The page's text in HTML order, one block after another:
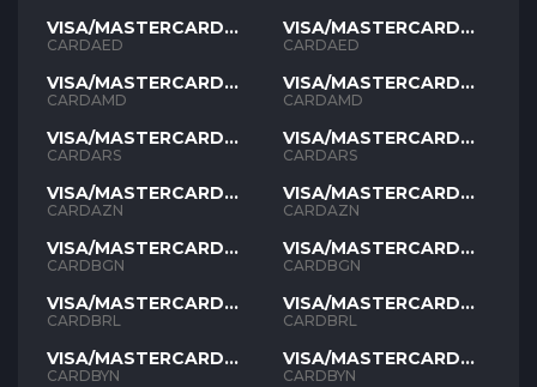
VISA/MASTERCARD
AED
CARDAED
VISA/MASTERCARD
AMD
CARDAMD
VISA/MASTERCARD
ARS
CARDARS
VISA/MASTERCARD
AZN
CARDAZN
VISA/MASTERCARD
BGN
CARDBGN
VISA/MASTERCARD
BRL
CARDBRL
VISA/MASTERCARD
BYN
CARDBYN
VISA/MASTERCARD
AED
CARDAED
VISA/MASTERCARD
AMD
CARDAMD
VISA/MASTERCARD
ARS
CARDARS
VISA/MASTERCARD
AZN
CARDAZN
VISA/MASTERCARD
BGN
CARDBGN
VISA/MASTERCARD
BRL
CARDBRL
VISA/MASTERCARD
BYN
CARDBYN